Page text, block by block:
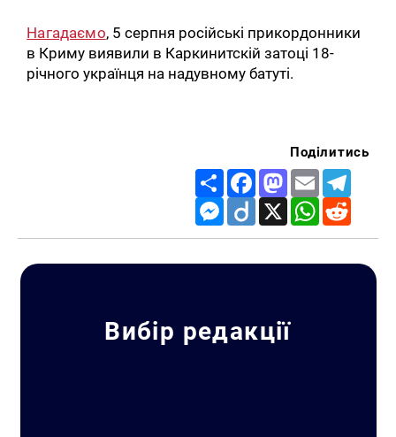
Нагадаємо, 5 серпня російські прикордонники
в Криму виявили в Каркинитскій затоці 18-
річного українця на надувному батуті.
Поділитись
Share FacebookMastodon
Email
Messenger
Diigo X WhatsApp
Вибір редакції